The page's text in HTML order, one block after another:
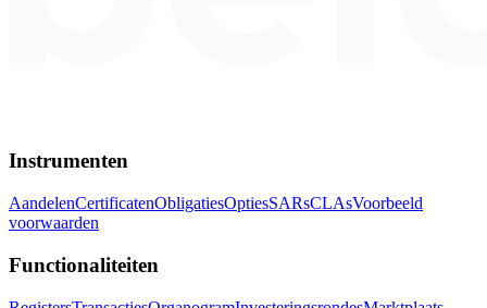
Instrumenten
AandelenCertificatenObligatiesOptiesSARsCLAsVoorbeeld
voorwaarden
Functionaliteiten